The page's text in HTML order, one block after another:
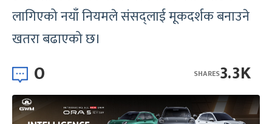
लागिएको नयाँ नियमले संसद्‌लाई मूकदर्शक बनाउने
खतरा बढाएको छ।
0 3.3K
SHARES